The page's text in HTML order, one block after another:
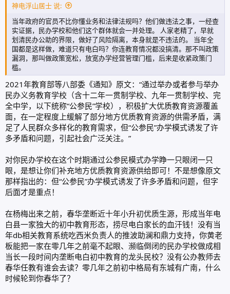
神电浮山居士 说:
当年政府的官员不比你懂业务和法律法规吗？他们做违法之事，一经查
实证据，民办学校和他们这个群体就会一并处理。 人家老精了，早就
划清民办公助的界限，做好了风险隔离，本身就是不违法的。 当年全
国都是这样做，难道只有电白吗？你连教育情况都没搞清。那不叫政策
漏洞，那叫做政策宽松，放宽办学经营管理门槛，后来是收紧政策门
槛。
2021年教育部等八部委《通知》原文：“通过举办或者参与举办
民办义务教育学校（含十二年一贯制学校、九年一贯制学校、完
全中学，以下统称“公参民”学校），积极扩大优质教育资源覆盖
面，在一定程度上缓解了部分地方优质教育资源的供需矛盾，满
足了人民群众多样化的教育需求，但“公参民”办学模式诱发了许
多矛盾和问题，引起社会广泛关注。”
对你民办学校在这个时期通过公参民模式办学睁一只眼闭一只
眼，是想让你们补充地方优质教育资源供给即可！不是想像原文
那样指出的：但“公参民”办学模式诱发了许多矛盾和问题，但字
后面才是重点！
在杨梅出来之前，春华垄断近十年小升初优质生源，形成当年电
白县一家独大的初中教育形态，捞尽电白家长的血汗钱！没有当
年db相关教育系统吃西米负责人的推波助澜和鼎力支持，你黄老
板能把一家在零几年之前毫不起眼、濒临倒闭的民办学校做成相
当长一段时间内垄断电白初中教育的龙头民校？没有公办教师去
春华任教有谁会去读？零几年之前初中格局有东城有广南，什么
时候轮到你春华了？